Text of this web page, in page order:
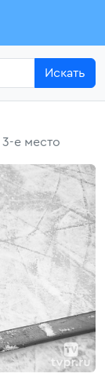
Искать
е место